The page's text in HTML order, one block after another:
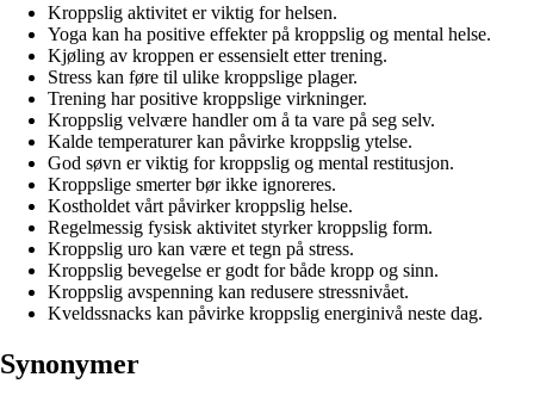
Kroppslig aktivitet er viktig for helsen.
Yoga kan ha positive effekter på kroppslig og mental helse.
Kjøling av kroppen er essensielt etter trening.
Stress kan føre til ulike kroppslige plager.
Trening har positive kroppslige virkninger.
Kroppslig velvære handler om å ta vare på seg selv.
Kalde temperaturer kan påvirke kroppslig ytelse.
God søvn er viktig for kroppslig og mental restitusjon.
Kroppslige smerter bør ikke ignoreres.
Kostholdet vårt påvirker kroppslig helse.
Regelmessig fysisk aktivitet styrker kroppslig form.
Kroppslig uro kan være et tegn på stress.
Kroppslig bevegelse er godt for både kropp og sinn.
Kroppslig avspenning kan redusere stressnivået.
Kveldssnacks kan påvirke kroppslig energinivå neste dag.
Synonymer